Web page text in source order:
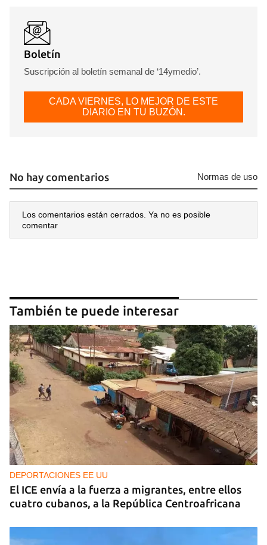
Boletín
Suscripción al boletín semanal de ‘14ymedio’.
CADA VIERNES, LO MEJOR DE ESTE
DIARIO EN TU BUZÓN.
No hay comentarios Normas de uso
Los comentarios están cerrados. Ya no es posible
comentar
También te puede interesar
DEPORTACIONES EE UU
El ICE envía a la fuerza a migrantes, entre ellos
cuatro cubanos, a la República Centroafricana